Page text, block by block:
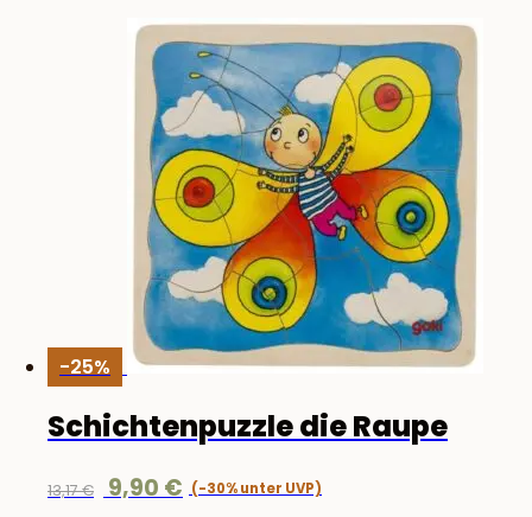
-25%
Schichtenpuzzle die Raupe
13,17€
Ursprünglicher
9,90 €